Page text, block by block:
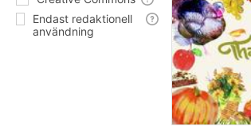
Endast redaktionell
användning